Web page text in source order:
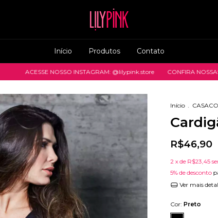
Início Produtos Contato
NOSSO INSTAGRAM: @lilypink.store CONFIRA NOSSAS
Início .
R$46,90
2 x de R$23,45
5% de desconto
Ver mais
Cor: Preto